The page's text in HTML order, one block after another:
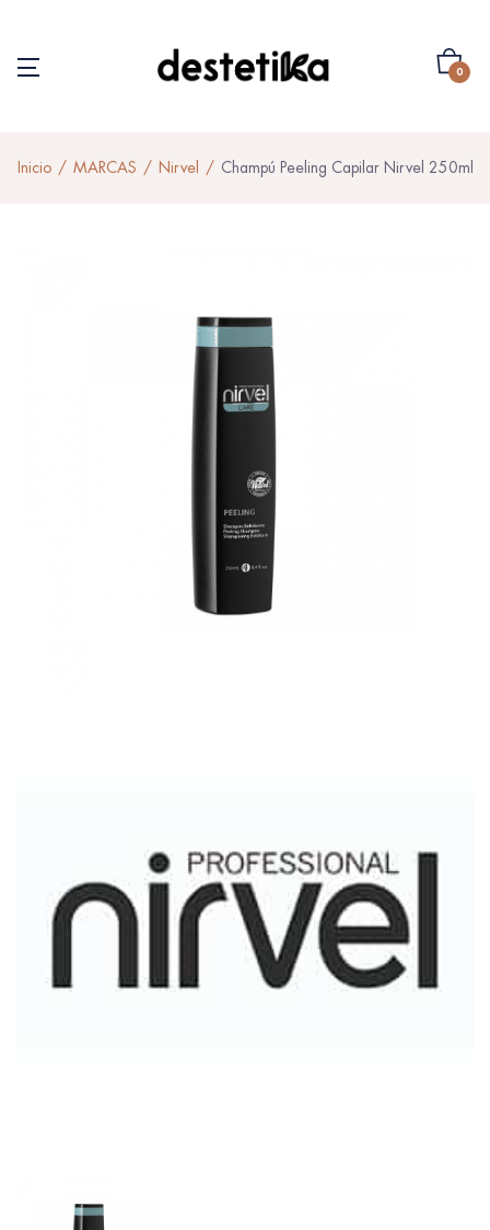
0
Inicio MARCAS Nirvel Champú Peeling Capilar Nirvel 250ml